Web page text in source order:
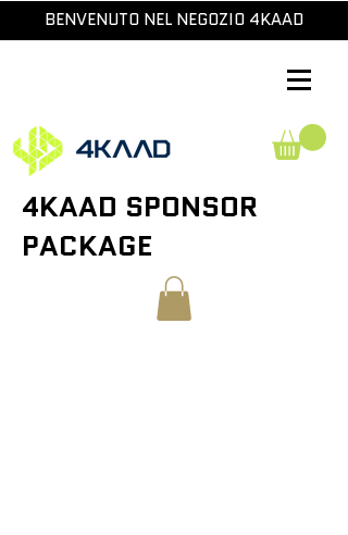
BENVENUTO NEL NEGOZIO 4KAAD
4KAAD SPONSOR
PACKAGE